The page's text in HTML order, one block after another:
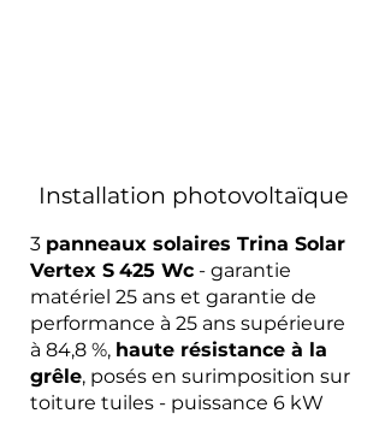
Installation photovoltaïque
3 panneaux solaires Trina Solar
Vertex S 425 Wc - garantie
matériel 25 ans et garantie de
performance à 25 ans supérieure
à 84,8 %, haute résistance à la
grêle, posés en surimposition sur
toiture tuiles - puissance 6 kW